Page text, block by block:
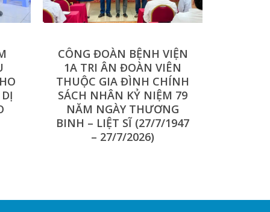
CÔNG ĐOÀN BỆNH VIỆN
1A TRI ÂN ĐOÀN VIÊN
THUỘC GIA ĐÌNH CHÍNH
SÁCH NHÂN KỶ NIỆM 79
NĂM NGÀY THƯƠNG
BINH – LIỆT SĨ (27/7/1947
– 27/7/2026)